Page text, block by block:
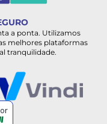
a ponta. Utilizamos
melhores plataformas
tranquilidade.